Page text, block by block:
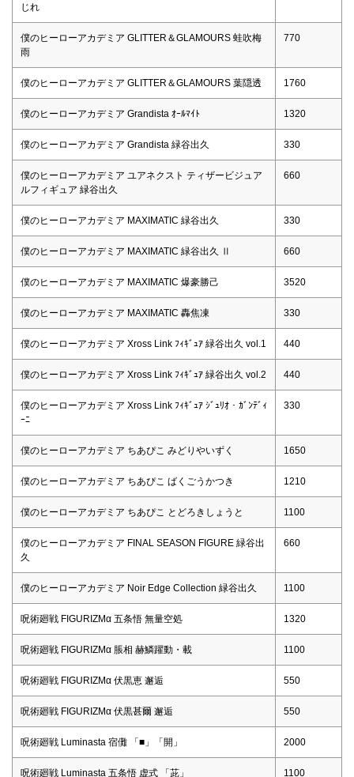
じれ
僕のヒーローアカデミア GLITTER＆GLAMOURS 蛙吹梅
雨
770
僕のヒーローアカデミア GLITTER＆GLAMOURS 葉隠透 1760
僕のヒーローアカデミア Grandista ｵｰﾙﾏｲﾄ 1320
僕のヒーローアカデミア Grandista 緑谷出久 330
僕のヒーローアカデミア ユアネクスト ティザービジュア
ルフィギュア 緑谷出久
660
僕のヒーローアカデミア MAXIMATIC 緑谷出久 330
僕のヒーローアカデミア MAXIMATIC 緑谷出久 Ⅱ 660
僕のヒーローアカデミア MAXIMATIC 爆豪勝己 3520
僕のヒーローアカデミア MAXIMATIC 轟焦凍 330
僕のヒーローアカデミア Xross Link ﾌｨｷﾞｭｱ 緑谷出久 vol.1 440
僕のヒーローアカデミア Xross Link ﾌｨｷﾞｭｱ 緑谷出久 vol.2 440
僕のヒーローアカデミア Xross Link ﾌｨｷﾞｭｱ ｼﾞｭﾘｵ・ｶﾞﾝﾃﾞｨ
ｰﾆ
330
僕のヒーローアカデミア ちあぴこ みどりやいずく 1650
僕のヒーローアカデミア ちあぴこ ばくごうかつき 1210
僕のヒーローアカデミア ちあぴこ とどろきしょうと 1100
僕のヒーローアカデミア FINAL SEASON FIGURE 緑谷出
久
660
僕のヒーローアカデミア Noir Edge Collection 緑谷出久 1100
呪術廻戦 FIGURIZMα 五条悟 無量空処 1320
呪術廻戦 FIGURIZMα 脹相 赫鱗躍動・載 1100
呪術廻戦 FIGURIZMα 伏黒恵 邂逅 550
呪術廻戦 FIGURIZMα 伏黒甚爾 邂逅 550
呪術廻戦 Luminasta 宿儺 「■」「開」 2000
呪術廻戦 Luminasta 五条悟 虚式 「茈」 1100